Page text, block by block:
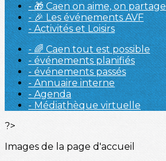
- 🎁 Caen on aime, on partage
- 🎉 Les événements AVF
- Activités et Loisirs
- 🌈 Caen tout est possible
- événements planifiés
- événements passés
- Annuaire interne
- Agenda
- Médiathèque virtuelle
?>
Images de la page d'accueil